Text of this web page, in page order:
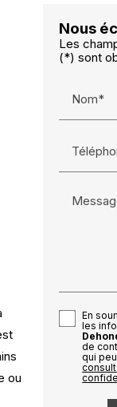
ou
Nous
Les
(*) sont
Nom*
En
les
de
qui